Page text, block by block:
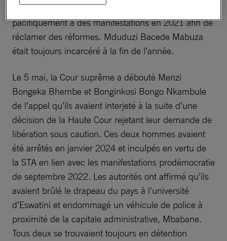
prisonniers d’opinion, détenus pour avoir participé
pacifiquement à des manifestations en 2021 afin de
réclamer des réformes. Mduduzi Bacede Mabuza
était toujours incarcéré à la fin de l’année.
Le 5 mai, la Cour suprême a débouté Menzi
Bongeka Bhembe et Bonginkosi Bongo Nkambule
de l’appel qu’ils avaient interjeté à la suite d’une
décision de la Haute Cour rejetant leur demande de
libération sous caution. Ces deux hommes avaient
été arrêtés en janvier 2024 et inculpés en vertu de
la STA en lien avec les manifestations prodémocratie
de septembre 2022. Les autorités ont affirmé qu’ils
avaient brûlé le drapeau du pays à l’université
d’Eswatini et endommagé un véhicule de police à
proximité de la capitale administrative, Mbabane.
Tous deux se trouvaient toujours en détention